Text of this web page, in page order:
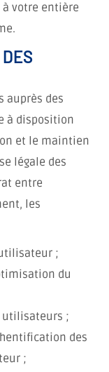
à votre entière
auprès des
à disposition
et le maintien
légale des
entre
les
;
du
utilisateurs ;
des
;